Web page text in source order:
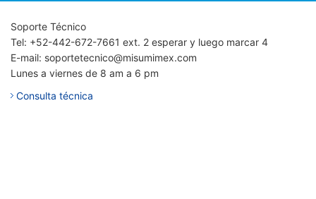
Soporte Técnico
Tel: +52-442-672-7661 ext. 2 esperar y luego marcar 4
E-mail: soportetecnico@misumimex.com
Lunes a viernes de 8 am a 6 pm
Consulta técnica